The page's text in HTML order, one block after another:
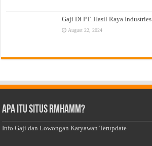
Gaji Di PT. Hasil Raya Industries
August 22, 2024
Apa Itu Situs Rmhamm?
Info Gaji dan Lowongan Karyawan Terupdate